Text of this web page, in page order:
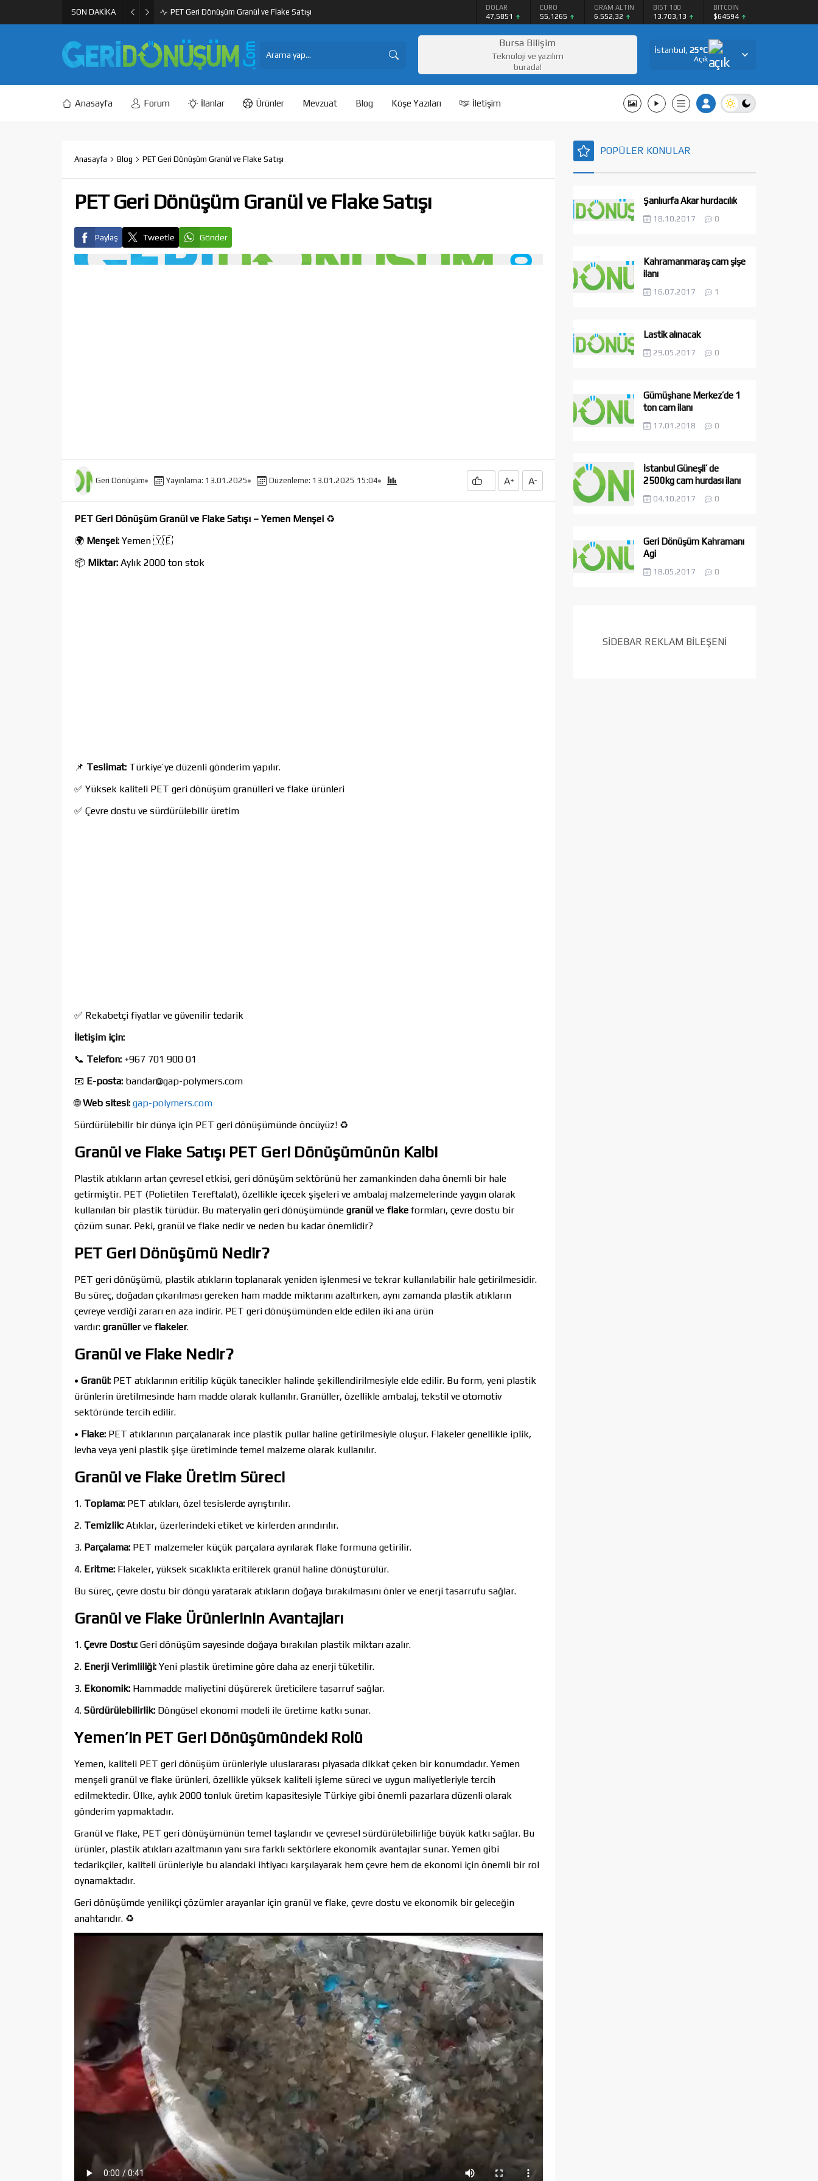
SON DAKİKA PET Geri Dönüşüm Granül ve Flake Satışı DOLAR
47,5851
EURO
55,1265
GRAM ALTIN
6.552,32
BIST 100
13.703,13
BITCOIN
$64594
Bursa Bilişim
Teknoloji ve yazılım
burada!
İstanbul, 25°C
Açık
Anasayfa Forum İlanlar Ürünler Mevzuat Blog Köşe Yazıları İletişim
Anasayfa Blog PET Geri Dönüşüm Granül ve Flake Satışı
PET Geri Dönüşüm Granül ve Flake Satışı
Paylaş Tweetle Gönder
Geri Dönüşüm Yayınlama: 13.01.2025 Düzenleme: 13.01.2025 15:04 A+ A-
PET Geri Dönüşüm Granül ve Flake Satışı – Yemen Menşei ♻️
🌍 Menşei: Yemen 🇾🇪
📦 Miktar: Aylık 2000 ton stok
📌 Teslimat: Türkiye’ye düzenli gönderim yapılır.
✅ Yüksek kaliteli PET geri dönüşüm granülleri ve flake ürünleri
✅ Çevre dostu ve sürdürülebilir üretim
✅ Rekabetçi fiyatlar ve güvenilir tedarik
İletişim için:
📞 Telefon: +967 701 900 01
📧 E-posta: bandar@gap-polymers.com
🌐Web sitesi: gap-polymers.com
Sürdürülebilir bir dünya için PET geri dönüşümünde öncüyüz! ♻️
Granül ve Flake Satışı PET Geri Dönüşümünün Kalbi
Plastik atıkların artan çevresel etkisi, geri dönüşüm sektörünü her zamankinden daha önemli bir hale
getirmiştir. PET (Polietilen Tereftalat), özellikle içecek şişeleri ve ambalaj malzemelerinde yaygın olarak
kullanılan bir plastik türüdür. Bu materyalin geri dönüşümünde granül veflakeformları, çevre dostu bir
çözüm sunar. Peki, granül ve flake nedir ve neden bu kadar önemlidir?
PET Geri Dönüşümü Nedir?
PET geri dönüşümü, plastik atıkların toplanarak yeniden işlenmesi ve tekrar kullanılabilir hale getirilmesidir.
Bu süreç, doğadan çıkarılması gereken ham madde miktarını azaltırken, aynı zamanda plastik atıkların
çevreye verdiği zararı en aza indirir. PET geri dönüşümünden elde edilen iki ana ürün
vardır: granüllerveflakeler.
Granül ve Flake Nedir?
• Granül: PET atıklarının eritilip küçük tanecikler halinde şekillendirilmesiyle elde edilir. Bu form, yeni plastik
ürünlerin üretilmesinde ham madde olarak kullanılır. Granüller, özellikle ambalaj, tekstil ve otomotiv
sektöründe tercih edilir.
• Flake: PET atıklarının parçalanarak ince plastik pullar haline getirilmesiyle oluşur. Flakeler genellikle iplik,
levha veya yeni plastik şişe üretiminde temel malzeme olarak kullanılır.
Granül ve Flake Üretim Süreci
1. Toplama: PET atıkları, özel tesislerde ayrıştırılır.
2. Temizlik: Atıklar, üzerlerindeki etiket ve kirlerden arındırılır.
3. Parçalama: PET malzemeler küçük parçalara ayrılarak flake formuna getirilir.
4. Eritme: Flakeler, yüksek sıcaklıkta eritilerek granül haline dönüştürülür.
Bu süreç, çevre dostu bir döngü yaratarak atıkların doğaya bırakılmasını önler ve enerji tasarrufu sağlar.
Granül ve Flake Ürünlerinin Avantajları
1. Çevre Dostu: Geri dönüşüm sayesinde doğaya bırakılan plastik miktarı azalır.
2. Enerji Verimliliği: Yeni plastik üretimine göre daha az enerji tüketilir.
3. Ekonomik: Hammadde maliyetini düşürerek üreticilere tasarruf sağlar.
4. Sürdürülebilirlik: Döngüsel ekonomi modeli ile üretime katkı sunar.
Yemen’in PET Geri Dönüşümündeki Rolü
Yemen, kaliteli PET geri dönüşüm ürünleriyle uluslararası piyasada dikkat çeken bir konumdadır. Yemen
menşeli granül ve flake ürünleri, özellikle yüksek kaliteli işleme süreci ve uygun maliyetleriyle tercih
edilmektedir. Ülke, aylık 2000 tonluk üretim kapasitesiyle Türkiye gibi önemli pazarlara düzenli olarak
gönderim yapmaktadır.
Granül ve flake, PET geri dönüşümünün temel taşlarıdır ve çevresel sürdürülebilirliğe büyük katkı sağlar. Bu
ürünler, plastik atıkları azaltmanın yanı sıra farklı sektörlere ekonomik avantajlar sunar. Yemen gibi
tedarikçiler, kaliteli ürünleriyle bu alandaki ihtiyacı karşılayarak hem çevre hem de ekonomi için önemli bir rol
oynamaktadır.
Geri dönüşümde yenilikçi çözümler arayanlar için granül ve flake, çevre dostu ve ekonomik bir geleceğin
anahtarıdır. ♻️
POPÜLER KONULAR
Şanlıurfa Akar hurdacılık
18.10.2017 0
Kahramanmaraş cam şişe
ilanı
16.07.2017 1
Lastik alınacak
29.05.2017 0
Gümüşhane Merkez’de 1
ton cam ilanı
17.01.2018 0
İstanbul Güneşli’ de
2500kg cam hurdası ilanı
04.10.2017 0
Geri Dönüşüm Kahramanı
Agi
18.05.2017 0
SİDEBAR REKLAM BİLEŞENİ